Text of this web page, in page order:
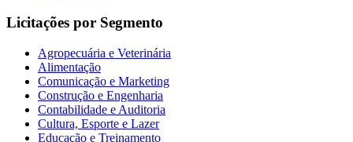
Licitações por Segmento
Agropecuária e Veterinária
Alimentação
Comunicação e Marketing
Construção e Engenharia
Contabilidade e Auditoria
Cultura, Esporte e Lazer
Educação e Treinamento